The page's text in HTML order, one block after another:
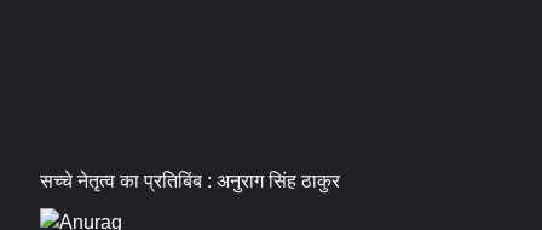
सच्चे नेतृत्व का प्रतिबिंब : अनुराग सिंह ठाकुर